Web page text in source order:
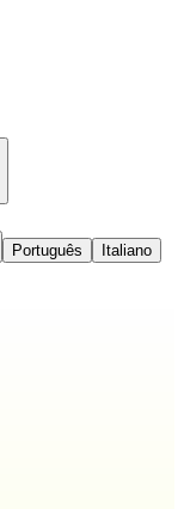
Português
Italiano